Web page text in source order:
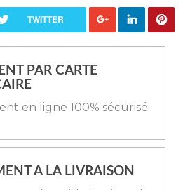
TWITTER
PAR CARTE
en ligne 100% sécurisé.
A LA LIVRAISON